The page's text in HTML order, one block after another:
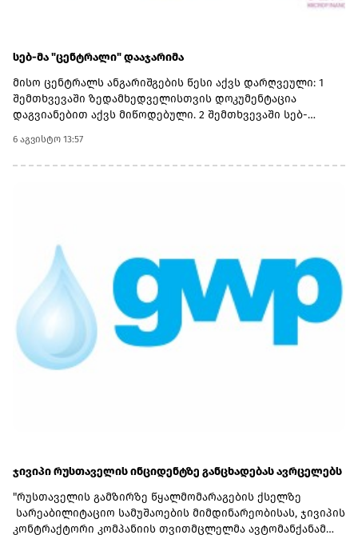
სებ-მა "ცენტრალი" დააჯარიმა
მისო ცენტრალს ანგარიშგების წესი აქვს დარღვეული: 1
შემთხვევაში ზედამხედველისთვის დოკუმენტაცია
დაგვიანებით აქვს მიწოდებული. 2 შემთხვევაში სებ-
მიწოდებული.შესაბამისად 3 -ჯერ 2 000 ლარის ჯარიმა
გემოეწერა და ჯამში 6 000 აქვს გადასახდელი.მისოს
არის წარმოდგენილი. საპროცენტო შემოსავალი (2 237 830
ლარი) ძირითადად აქვს ლომბარდიდან (1 365 790 ლარი)
6 აგვისტო 13:57
ჯივიპი რუსთაველის ინციდენტზე განცხადებას ავრცელებს
"რუსთაველის გამზირზე წყალმომარაგების ქსელზე
სარეაბილიტაციო სამუშაოების მიმდინარეობისას, ჯივიპის
კონტრაქტორი კომპანიის თვითმცლელმა ავტომანქანამ